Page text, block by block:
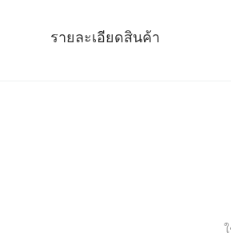
รายละเอียดสินค้า